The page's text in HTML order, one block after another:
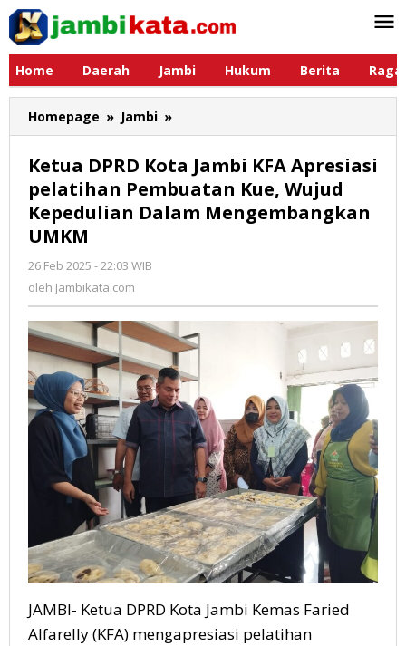
Lewati
konten
Home
Daerah Jambi Hukum Berita
Homepage » Jambi »
DPRD
Jambi
KFA
Apresiasi
Kepedulian
Dalam
Mengembangkan
UMKM
Ketua DPRD Kota Jambi KFA Apresiasi
pelatihan Pembuatan Kue, Wujud
Kepedulian Dalam Mengembangkan
UMKM
26 Feb 2025 - 22:03 WIB
oleh Jambikata.com
JAMBI- Ketua DPRD Kota Jambi Kemas Faried
Alfarelly (KFA) mengapresiasi pelatihan